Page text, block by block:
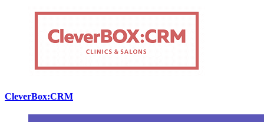
CleverBox:CRM